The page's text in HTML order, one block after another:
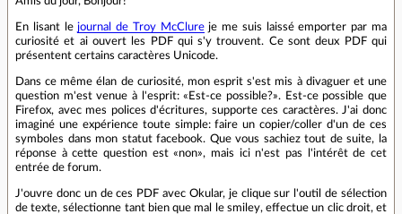
En lisant lejournal de Troy McClureje me suis laissé emporter par ma
curiosité et ai ouvert les PDF qui s'y trouvent. Ce sont deux PDF qui
présentent certains caractères Unicode.
Dans ce même élan de curiosité, mon esprit s'est mis à divaguer et une
question m'est venue à l'esprit: «Est-ce possible?». Est-ce possible que
Firefox, avec mes polices d'écritures, supporte ces caractères. J'ai donc
imaginé une expérience toute simple: faire un copier/coller d'un de ces
symboles dans mon statut facebook. Que vous sachiez tout de suite, la
réponse à cette question est «non», mais ici n'est pas l'intérêt de cet
entrée de forum.
J'ouvre donc un de ces PDF avec Okular, je clique sur l'outil de sélection
de texte, sélectionne tant bien que mal le smiley, effectue un clic droit, et